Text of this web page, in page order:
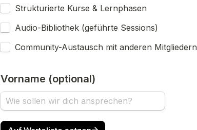
Strukturierte Kurse & Lernphasen
Audio-Bibliothek (geführte Sessions)
Community-Austausch mit anderen Mitgliedern
Vorname (optional)